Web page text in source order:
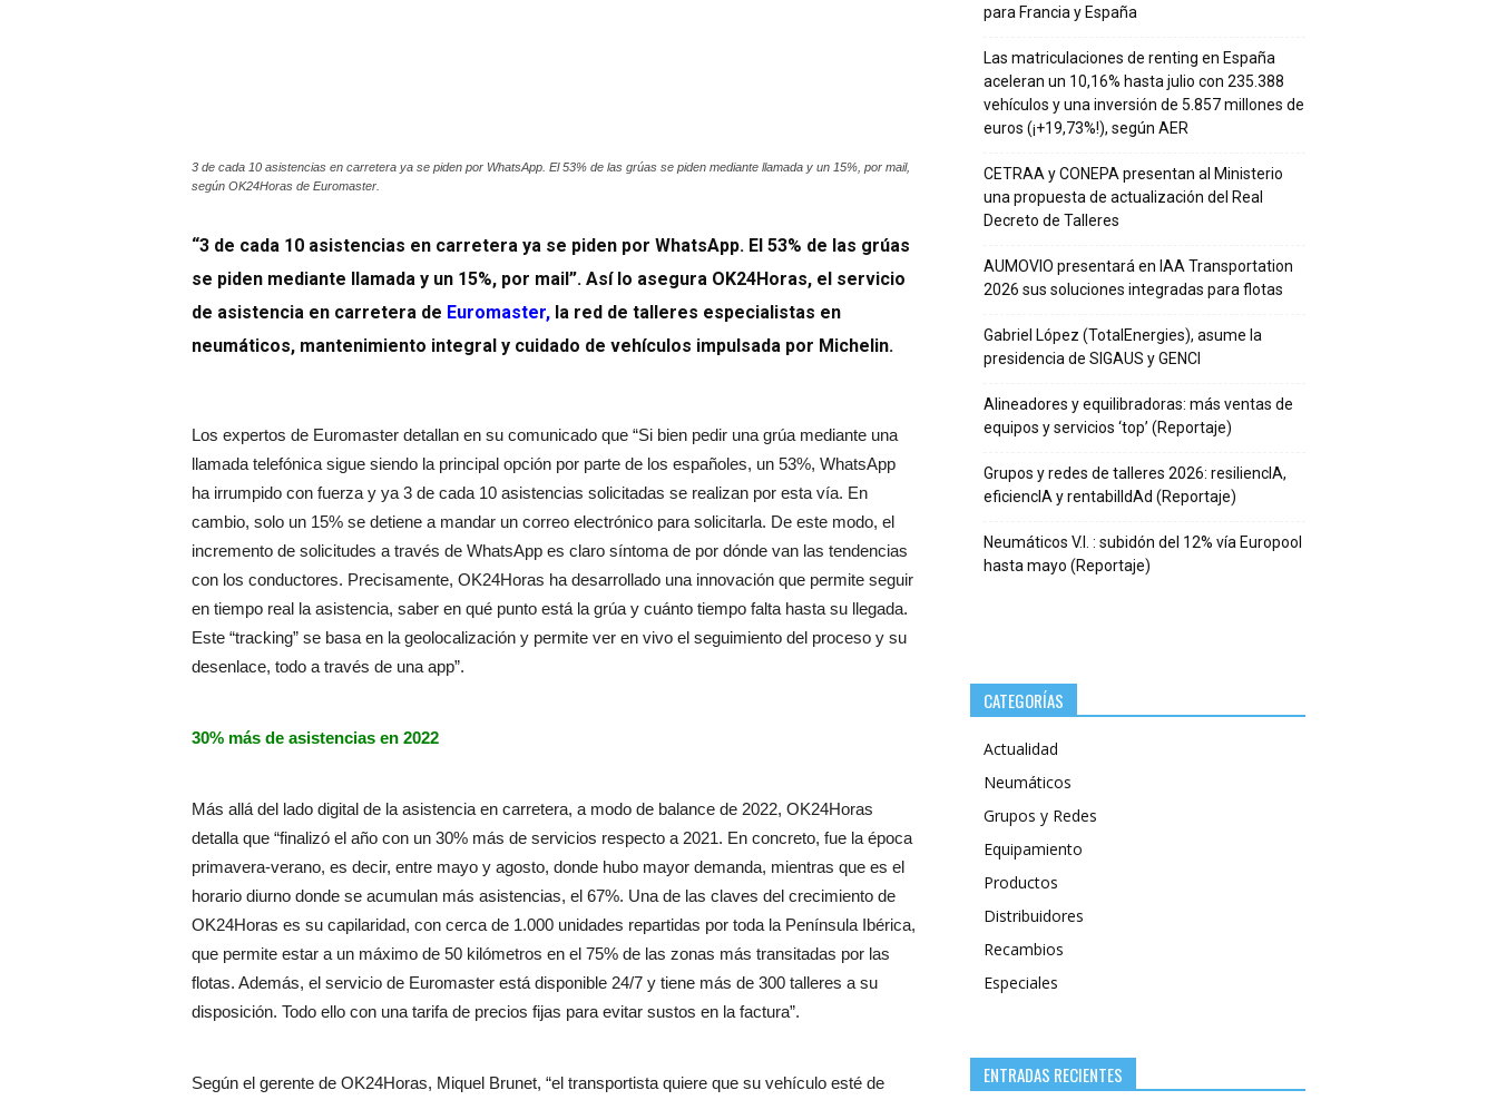
3 de cada 10 asistencias en carretera ya se piden por WhatsApp. El 53% de las grúas se piden mediante llamada y un 15%, por mail,
según OK24Horas de Euromaster.
“3 de cada 10 asistencias en carretera ya se piden por WhatsApp. El 53% de las grúas
se piden mediante llamada y un 15%, por mail”. Así lo asegura OK24Horas, el servicio
de asistencia en carretera de Euromaster, la red de talleres especialistas en
neumáticos, mantenimiento integral y cuidado de vehículos impulsada por Michelin.
Los expertos de Euromaster detallan en su comunicado que “Si bien pedir una grúa mediante una
llamada telefónica sigue siendo la principal opción por parte de los españoles, un 53%, WhatsApp
ha irrumpido con fuerza y ya 3 de cada 10 asistencias solicitadas se realizan por esta vía. En
cambio, solo un 15% se detiene a mandar un correo electrónico para solicitarla. De este modo, el
incremento de solicitudes a través de WhatsApp es claro síntoma de por dónde van las tendencias
con los conductores. Precisamente, OK24Horas ha desarrollado una innovación que permite seguir
en tiempo real la asistencia, saber en qué punto está la grúa y cuánto tiempo falta hasta su llegada.
Este “tracking” se basa en la geolocalización y permite ver en vivo el seguimiento del proceso y su
desenlace, todo a través de una app”.
30% más de asistencias en 2022
Más allá del lado digital de la asistencia en carretera, a modo de balance de 2022, OK24Horas
detalla que “finalizó el año con un 30% más de servicios respecto a 2021. En concreto, fue la época
primavera-verano, es decir, entre mayo y agosto, donde hubo mayor demanda, mientras que es el
horario diurno donde se acumulan más asistencias, el 67%. Una de las claves del crecimiento de
OK24Horas es su capilaridad, con cerca de 1.000 unidades repartidas por toda la Península Ibérica,
que permite estar a un máximo de 50 kilómetros en el 75% de las zonas más transitadas por las
flotas. Además, el servicio de Euromaster está disponible 24/7 y tiene más de 300 talleres a su
disposición. Todo ello con una tarifa de precios fijas para evitar sustos en la factura”.
Según el gerente de OK24Horas, Miquel Brunet, “el transportista quiere que su vehículo esté de
para Francia y España
Las matriculaciones de renting en España
aceleran un 10,16% hasta julio con 235.388
vehículos y una inversión de 5.857 millones de
euros (¡+19,73%!), según AER
CETRAA y CONEPA presentan al Ministerio
una propuesta de actualización del Real
Decreto de Talleres
AUMOVIO presentará en IAA Transportation
2026 sus soluciones integradas para flotas
Gabriel López (TotalEnergies), asume la
presidencia de SIGAUS y GENCI
Alineadores y equilibradoras: más ventas de
equipos y servicios ‘top’ (Reportaje)
Grupos y redes de talleres 2026: resiliencIA,
eficiencIA y rentabilIdAd (Reportaje)
Neumáticos V.I. : subidón del 12% vía Europool
hasta mayo (Reportaje)
CATEGORÍAS
Actualidad
Neumáticos
Grupos y Redes
Equipamiento
Productos
Distribuidores
Recambios
Especiales
ENTRADAS RECIENTES